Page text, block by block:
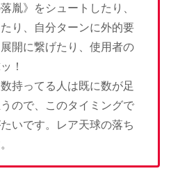
胤》をシュートしたり、
り、自分ターンに外的要
開に繋げたり、使用者の
！
持ってる人は既に数が足
ので、このタイミングで
いです。レア天球の落ち